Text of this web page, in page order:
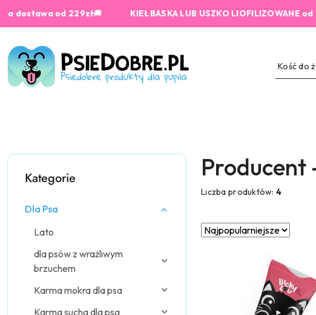
Przejdź do treści głównej
Przejdź do wyszukiwarki
Przejdź do moje konto
Przejdź do menu głównego
Przejdź do stopki
od 229zł🚚KIEŁBASKA LUB USZKO LIOFILIZOWANE od 159 zł
Kategorie
Dla Psa
Lato
dla psów z wrażliwym
brzuchem
Karma mokra dla psa
Karma sucha dla psa
Producent
Liczba produktów:4
Zastosowano
Najpopularniejsze.
Sortuj